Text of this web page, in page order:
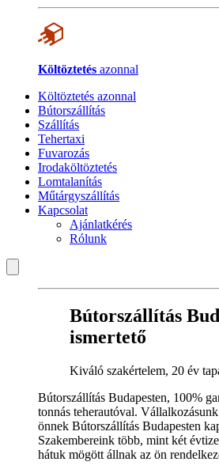
Költöztetés azonnal
Költöztetés azonnal
Bútorszállítás
Szállítás
Tehertaxi
Fuvarozás
Irodaköltöztetés
Lomtalanítás
Műtárgyszállítás
Kapcsolat
Ajánlatkérés
Rólunk
Bútorszállítás
ismertető
Kiváló szakértelem, 20 év
Bútorszállítás Budapesten, 100%
tonnás teherautóval.
önnek Bútorszállítás Budapesten
Szakembereink több, mint két
hátuk mögött állnak az ön